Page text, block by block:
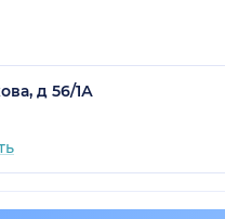
д 56/1А